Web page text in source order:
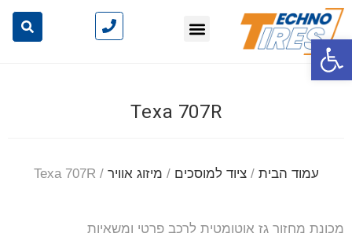
פתח סרגל נגישות
Texa 707R
עמוד הבית /ציוד למוסכים / מיזוג אוויר / Texa 707R
מכונת מחזור גז אוטומטית לרכב פרטי ומשאיות